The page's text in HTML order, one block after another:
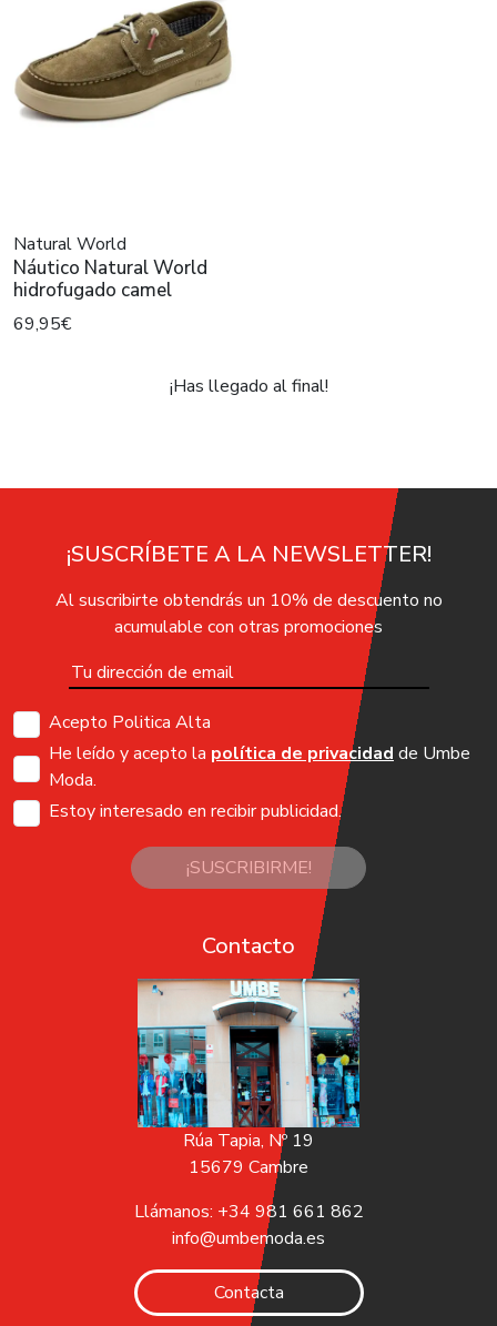
Natural World
Náutico Natural World
hidrofugado camel
69,95€
¡Has llegado al final!
¡SUSCRÍBETE A LA NEWSLETTER!
Al suscribirte obtendrás un 10% de descuento no
acumulable con otras promociones
Acepto Politica Alta
He leído y acepto la política de privacidad de Umbe
Moda.
Estoy interesado en recibir publicidad.
¡SUSCRIBIRME!
Contacto
Rúa Tapia, Nº 19
15679 Cambre
Llámanos: +34 981 661 862
info@umbemoda.es
Contacta